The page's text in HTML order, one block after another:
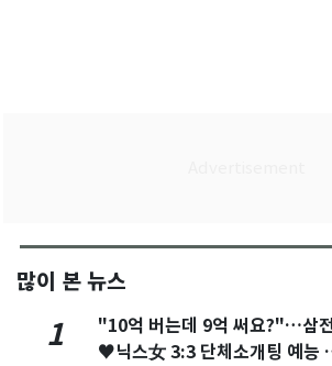
많이 본 뉴스
1
"10억 버는데 9억 써요?"…삼
♥닉스女 3:3 단체소개팅 예능